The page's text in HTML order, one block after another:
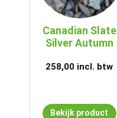
Canadian Slate
Silver Autumn
258,00 incl. btw
Bekijk product